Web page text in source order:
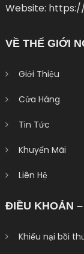
Website:
VỀ THẾ GIỚI
Giới Thiệu
Cửa Hàng
Tin Tức
Khuyến Mãi
Liên Hệ
ĐIỀU KHOẢN
Khiếu nại bồi